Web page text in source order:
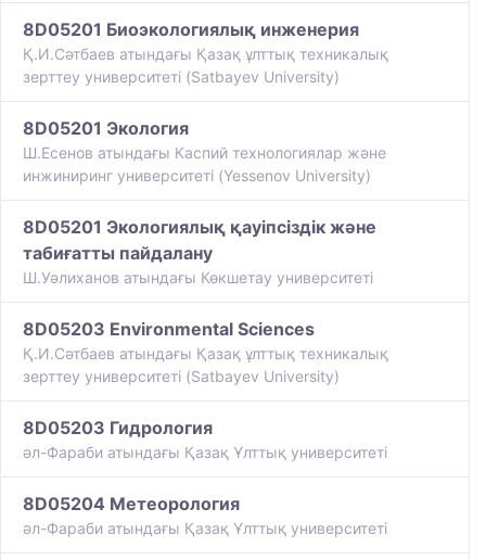
8D05201 Биоэкологиялық инженерия
Қ.И.Сәтбаев атындағы Қазақ ұлттық техникалық
зерттеу университеті (Satbayev University)
8D05201 Экология
Ш.Есенов атындағы Каспий технологиялар және
инжиниринг университеті (Yessenov University)
8D05201 Экологиялық қауіпсіздік және
табиғатты пайдалану
Ш.Уәлиханов атындағы Көкшетау университетi
8D05203 Environmental Sciences
Қ.И.Сәтбаев атындағы Қазақ ұлттық техникалық
зерттеу университеті (Satbayev University)
8D05203 Гидрология
әл-Фараби атындағы Қазақ Ұлттық университеті
8D05204 Метеорология
әл-Фараби атындағы Қазақ Ұлттық университеті